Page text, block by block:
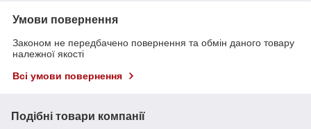
Умови повернення
Законом не передбачено повернення та обмін даного товару
належної якості
Всі умови повернення
Подібні товари компанії